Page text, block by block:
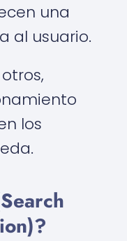
una
al usuario.
los